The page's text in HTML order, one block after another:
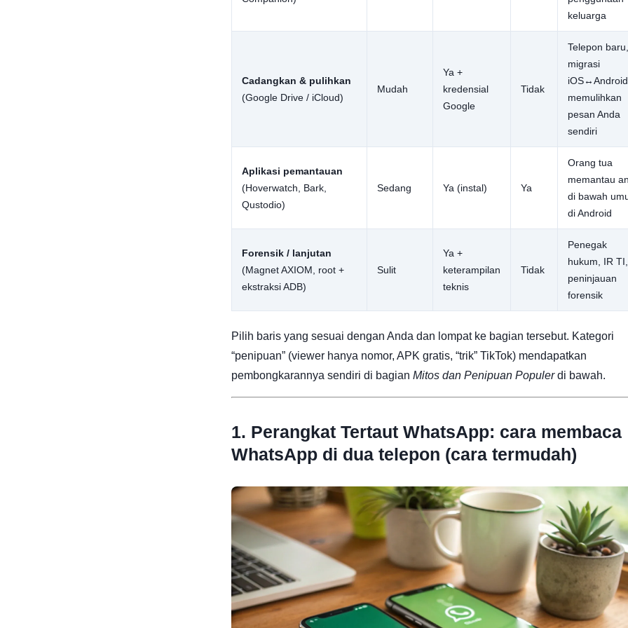
keluarga
Cadangkan & pulihkan
(Google Drive / iCloud)
Mudah
Ya +
kredensial
Google
Tidak
Telepon baru,
migrasi
iOS↔Android,
memulihkan
pesan Anda
sendiri
Aplikasi pemantauan
(Hoverwatch, Bark,
Qustodio)
Sedang Ya (instal) Ya
Orang tua
memantau
di bawah
di Android
Forensik / lanjutan
(Magnet AXIOM, root +
ekstraksi ADB)
Sulit
Ya +
keterampilan
teknis
Tidak
Penegak
hukum, IR TI,
peninjauan
forensik
Pilih baris yang sesuai dengan Anda dan lompat ke bagian tersebut. Kategori
“penipuan” (viewer hanya nomor, APK gratis, “trik” TikTok) mendapatkan
pembongkarannya sendiri di bagian Mitos dan Penipuan Populerdi bawah.
1. Perangkat Tertaut WhatsApp: cara membaca
WhatsApp di dua telepon (cara termudah)